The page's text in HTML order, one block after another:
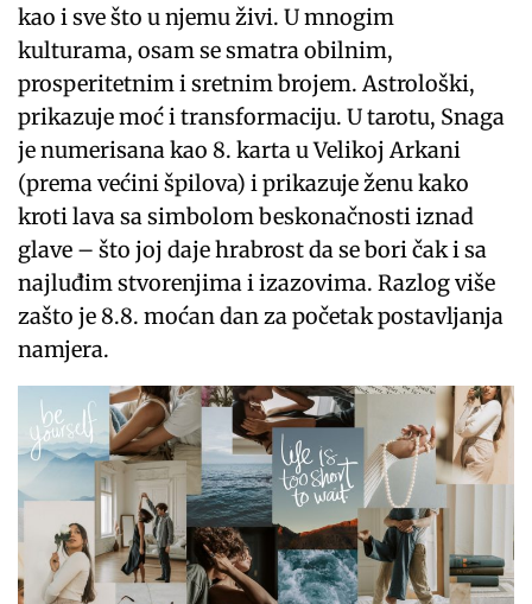
kao i sve što u njemu živi. U mnogim
kulturama, osam se smatra obilnim,
prosperitetnim i sretnim brojem. Astrološki,
prikazuje moć i transformaciju. U tarotu, Snaga
je numerisana kao 8. karta u Velikoj Arkani
(prema većini špilova) i prikazuje ženu kako
kroti lava sa simbolom beskonačnosti iznad
glave – što joj daje hrabrost da se bori čak i sa
najluđim stvorenjima i izazovima. Razlog više
zašto je 8.8. moćan dan za početak postavljanja
namjera.